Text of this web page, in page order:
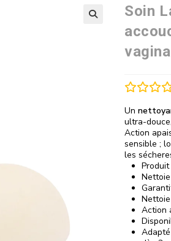
Soin
Un
ultra-
Action
sensible ;
les
Action